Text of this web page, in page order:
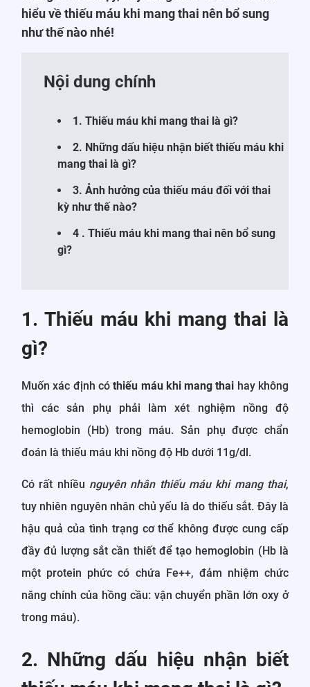
hiểu về thiếu máu khi mang thai nên bổ sung
như thế nào nhé!
Nội dung chính
1. Thiếu máu khi mang thai là gì?
2. Những dấu hiệu nhận biết thiếu máu khi
mang thai là gì?
3. Ảnh hưởng của thiếu máu đối với thai
kỳ như thế nào?
4 . Thiếu máu khi mang thai nên bổ sung
gì?
1. Thiếu máu khi mang thai là
gì?
Muốn xác định cóthiếu máu khi mang thai hay không
thì các sản phụ phải làm xét nghiệm nồng độ
hemoglobin (Hb) trong máu. Sản phụ được chẩn
đoán là thiếu máu khi nồng độ Hb dưới 11g/dl.
Có rất nhiều nguyên nhân thiếu máu khi mang thai,
tuy nhiên nguyên nhân chủ yếu là do thiếu sắt. Đây là
hậu quả của tình trạng cơ thể không được cung cấp
đầy đủ lượng sắt cần thiết để tạo hemoglobin (Hb là
một protein phức có chứa Fe++, đảm nhiệm chức
năng chính của hồng cầu: vận chuyển phần lớn oxy ở
trong máu).
2. Những dấu hiệu nhận biết